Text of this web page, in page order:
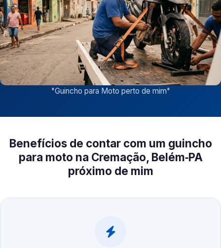
"Guincho para Moto perto de mim"
Benefícios de contar com um guincho
para moto na Cremação, Belém‑PA
próximo de mim